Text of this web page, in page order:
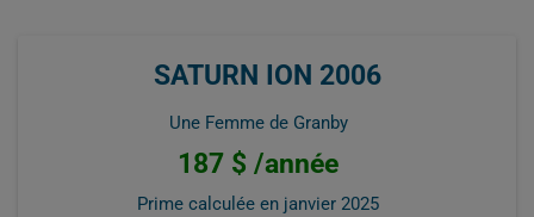
SATURN ION 2006
Une Femme de Granby
187 $ /année
Prime calculée en janvier 2025